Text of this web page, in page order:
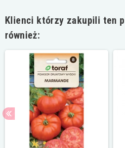
Klienci którzy zakupili ten
również: